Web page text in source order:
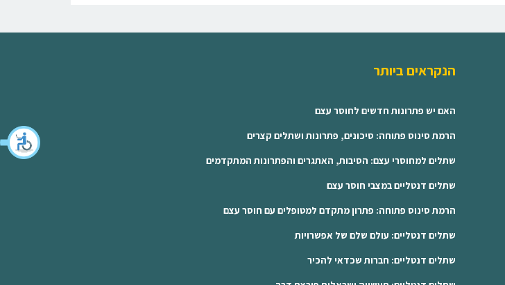
הנקראים ביותר
האם יש פתרונות חדשים לחוסר עצם
הרמת סינוס פתוחה: סיכונים, פתרונות ושתלים קצרים
שתלים למחוסרי עצם: הסיבות, האתגרים והפתרונות המתקדמים
שתלים דנטליים במצבי חוסר עצם
הרמת סינוס פתוחה: פתרון מתקדם למטופלים עם חוסר עצם
שתלים דנטליים: עולם שלם של אפשרויות
שתלים דנטליים: חברות שכדאי להכיר